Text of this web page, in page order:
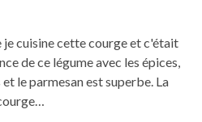
cuisine cette courge et c'était
de ce légume avec les épices,
le parmesan est superbe. La